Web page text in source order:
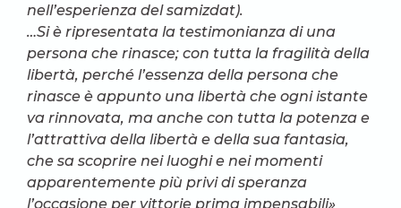
nell’esperienza del samizdat).
…Si è ripresentata la testimonianza di una
persona che rinasce; con tutta la fragilità della
libertà, perché l’essenza della persona che
rinasce è appunto una libertà che ogni istante
va rinnovata, ma anche con tutta la potenza e
l’attrattiva della libertà e della sua fantasia,
che sa scoprire nei luoghi e nei momenti
apparentemente più privi di speranza
l’occasione per vittorie prima impensabili»